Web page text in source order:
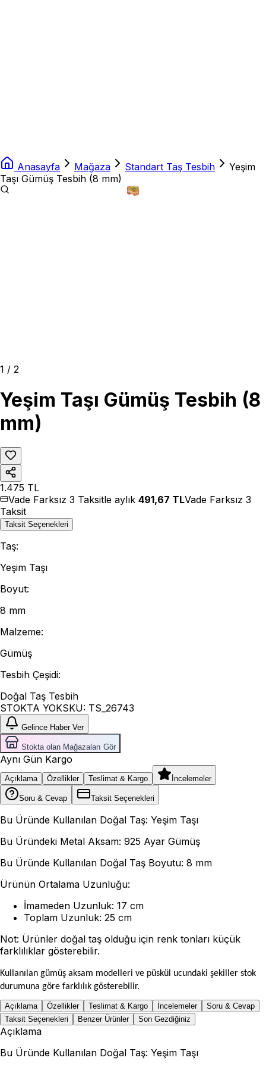
Anasayfa Mağaza Standart Taş Tesbih
Yeşim
Taşı Gümüş Tesbih (8 mm)
1 / 2
Yeşim Taşı Gümüş Tesbih (8
mm)
1.475 TL
Vade Farksız 3 Taksitle aylık 491,67 TLVade Farksız 3
Taksit
Taksit Seçenekleri
Taş:
Yeşim Taşı
Boyut:
8 mm
Malzeme:
Gümüş
Tesbih Çeşidi:
Doğal Taş Tesbih
STOKTA YOKSKU: TS_26743
Gelince Haber Ver
Stokta olan Mağazaları Gör
Aynı Gün Kargo
Açıklama Özellikler Teslimat & Kargo İncelemeler
Soru & Cevap Taksit Seçenekleri
Bu Üründe Kullanılan Doğal Taş: Yeşim Taşı
Bu Üründeki Metal Aksam: 925 Ayar Gümüş
Bu Üründe Kullanılan Doğal Taş Boyutu: 8 mm
Ürünün Ortalama Uzunluğu:
İmameden Uzunluk: 17 cm
Toplam Uzunluk: 25 cm
Not: Ürünler doğal taş olduğu için renk tonları küçük
farklılıklar gösterebilir.
Kullanılan gümüş aksam modelleri ve püskül ucundaki şekiller stok
durumuna göre farklılık gösterebilir.
Açıklama Özellikler Teslimat & Kargo İncelemeler
Soru & Cevap
Taksit Seçenekleri
Benzer Ürünler Son Gezdiğiniz
Açıklama
Bu Üründe Kullanılan Doğal Taş: Yeşim Taşı